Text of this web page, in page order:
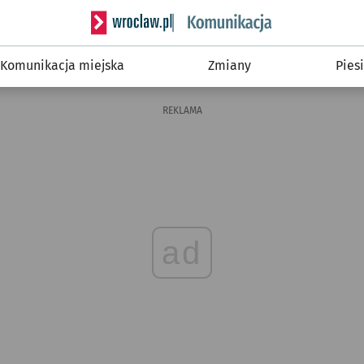
Serwis informacyjny wroclaw.pl podserwis:
Komunikacja miejska Zmiany Piesi
REKLAMA
ad